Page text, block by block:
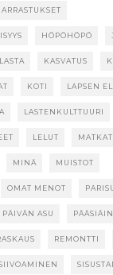
HÖPÖHÖPÖ
KASVATUS
KOTI LAPSEN
LASTENKULTTUURI
LELUT MATKAT
MINÄ MUISTOT
OMAT MENOT
PÄIVÄN ASU
REMONTTI